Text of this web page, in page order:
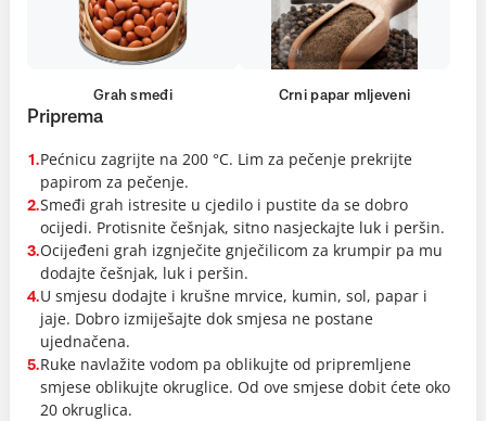
Grah smeđi Crni papar mljeveni
Priprema
1.Pećnicu zagrijte na 200 °C. Lim za pečenje prekrijte
papirom za pečenje.
2.Smeđi grah istresite u cjedilo i pustite da se dobro
ocijedi. Protisnite češnjak, sitno nasjeckajte luk i peršin.
3.Ocijeđeni grah izgnječite gnječilicom za krumpir pa mu
dodajte češnjak, luk i peršin.
4.U smjesu dodajte i krušne mrvice, kumin, sol, papar i
jaje. Dobro izmiješajte dok smjesa ne postane
ujednačena.
5.Ruke navlažite vodom pa oblikujte od pripremljene
smjese oblikujte okruglice. Od ove smjese dobit ćete oko
20 okruglica.